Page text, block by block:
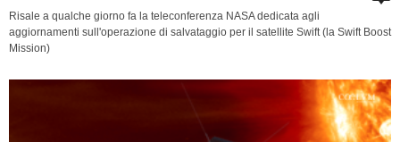
Risale a qualche giorno fa la teleconferenza NASA dedicata agli
aggiornamenti sull'operazione di salvataggio per il satellite Swift (la Swift Boost
Mission)